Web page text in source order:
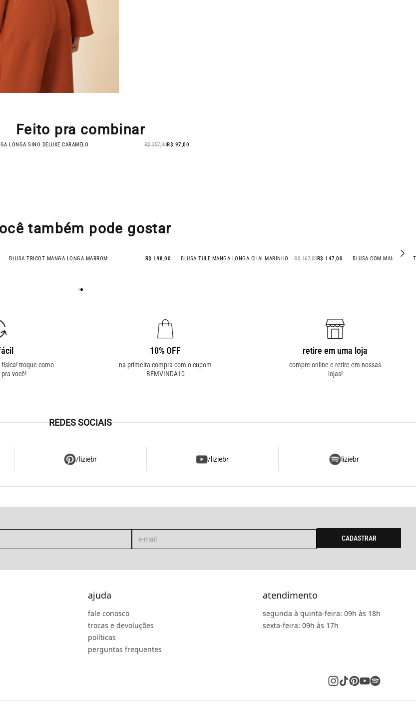
Feito pra combinar
LONGA SINO DELUXE CARAMELO R$ 257,00R$ 97,00
também pode gostar
R$ 198,00 BLUSA TRICOT MANGA LONGA MARROM R$ 198,00 - 12% OFF
BLUSA TULE MANGA LONGA CHAI MARINHO R$ 167,00 R$
troque como
você!
10% OFF
na primeira compra com o cupom
BEMVINDA10
retire em uma loja
compre online e retire em nossas
lojas!
REDES SOCIAIS
/liziebr /liziebr liziebr
CADASTRAR
ajuda
fale conosco
trocas e devoluções
políticas
perguntas frequentes
atendimento
segunda à quinta-feira: 09h às 18h
sexta-feira: 09h às 17h